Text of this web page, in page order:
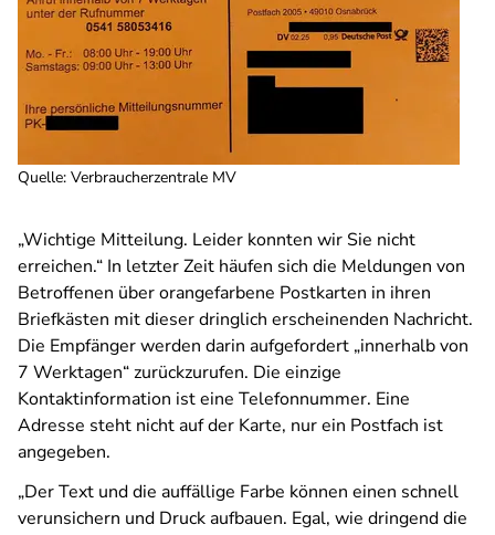
Quelle: Verbraucherzentrale MV
„Wichtige Mitteilung. Leider konnten wir Sie nicht
erreichen.“ In letzter Zeit häufen sich die Meldungen von
Betroffenen über orangefarbene Postkarten in ihren
Briefkästen mit dieser dringlich erscheinenden Nachricht.
Die Empfänger werden darin aufgefordert „innerhalb von
7 Werktagen“ zurückzurufen. Die einzige
Kontaktinformation ist eine Telefonnummer. Eine
Adresse steht nicht auf der Karte, nur ein Postfach ist
angegeben.
„Der Text und die auffällige Farbe können einen schnell
verunsichern und Druck aufbauen. Egal, wie dringend die